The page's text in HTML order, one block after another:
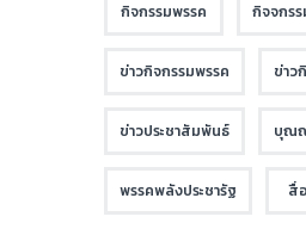
กิจกรรมพรรค กิจจกร
ข่าวกิจกรรมพรรค ข่าว
ข่าวประชาสัมพันธ์ บุณ
พรรคพลังประชารัฐ สื่